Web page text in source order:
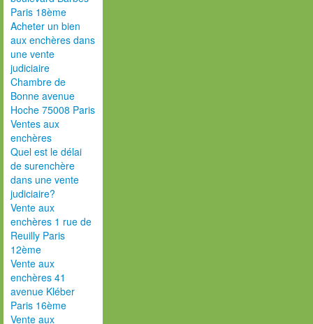
Paris 18ème
Acheter un bien
aux enchères dans
une vente
judiciaire
Chambre de
Bonne avenue
Hoche 75008 Paris
Ventes aux
enchères
Quel est le délai
de surenchère
dans une vente
judiciaire?
Vente aux
enchères 1 rue de
Reuilly Paris
12ème
Vente aux
enchères 41
avenue Kléber
Paris 16ème
Vente aux